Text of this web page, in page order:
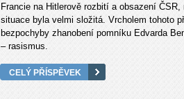
Francie na Hitlerově rozbití a obsazení
situace byla velmi složitá. Vrcholem tohoto
bezpochyby zhanobení pomníku Edvarda
– rasismus.
CELÝ PŘÍSPĚVEK